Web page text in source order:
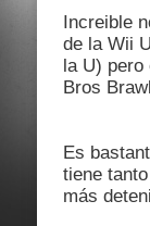
Increible
de la Wii
la U) pero
Bros
Es
tiene
más